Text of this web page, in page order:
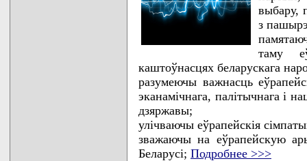
выбару,
з
таму
каштоўнасцях беларускага
разумеючы важнасць
эканамічнага, палітычнага і
дзяржавы;
улічваючы еўрапейскія
зважаючы на еўрапейскую
Беларусі; Подробнее >>>